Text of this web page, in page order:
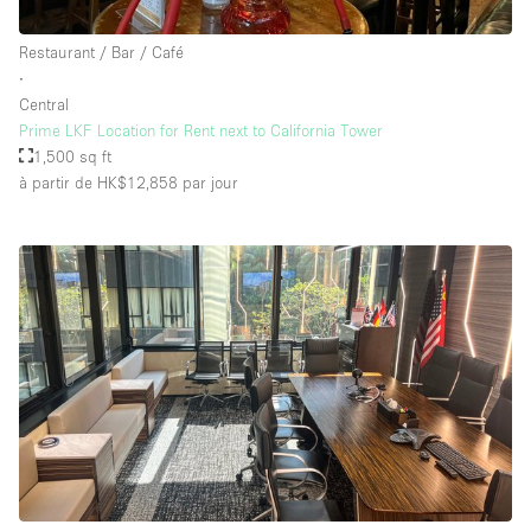
Équipement de bureau
Équipement sonore et vidéo
Étage/accès
Rez-de-chaussée sur cour
Rez-de-chaussée sur rue
Centre commercial
Rooftop
À l'étage
Autre
Restaurant / Bar / Café
∙
Central
Prime LKF Location for Rent next to California Tower
1,500 sq ft
à partir de HK$12,858 par jour